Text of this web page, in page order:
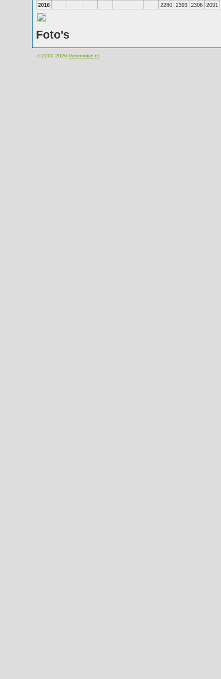
2016
2280 2393 2306 2091
Foto's
© 2000-2026 Velomobiel.nl